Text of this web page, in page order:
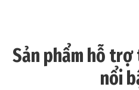
Sản phẩm hỗ
nổi